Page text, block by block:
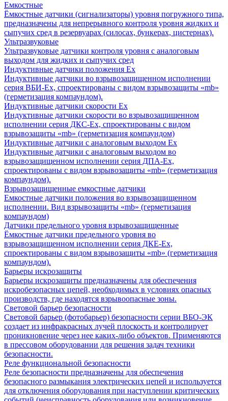
Емкостные
Ёмкостные датчики (сигнализаторы) уровня погружного типа,
предназначены для непрерывного контроля уровня жидких и
сыпучих сред в резервуарах (силосах, бункерах, цистернах).
Ультразвуковые
Ультразвуковые датчики контроля уровня с аналоговым
выходом для жидких и сыпучих сред
Индуктивные датчики положения Ех
Индуктивные датчики во взрывозащищенном исполнении
серия ВБИ-Ех, спроектированы с видом взрывозащиты «mb»
(герметизация компаундом).
Индуктивные датчики скорости Ех
Индуктивные датчики скорости во взрывозащищенном
исполнении серия ДКС-Ех, спроектированы с видом
взрывозащиты «mb» (герметизация компаундом)
Индуктивные датчики с аналоговым выходом Ех
Индуктивные датчики с аналоговым выходом во
взрывозащищенном исполнении серия ДПА-Ех,
спроектированы с видом взрывозащиты «mb» (герметизация
компаундом).
Взрывозащищенные емкостные датчики
Емкостные датчики положения во взрывозащищенном
исполнении. Вид взрывозащиты «mb» (герметизация
компаундом)
Датчики предельного уровня взрывозащищенные
Ёмкостные датчики предельного уровня во
взрывозащищенном исполнении серия ДКЕ-Ех,
спроектированы с видом взрывозащиты «mb» (герметизация
компаундом).
Барьеры искрозащиты
Барьеры искрозащиты предназначены для обеспечения
искробезопасных цепей, необходимых в условиях опасных
производств, где находятся взрывоопасные зоны.
Световой барьер безопасности
Световой барьер (фотобарьер) безопасности серии ВБО-ЭК
создает из инфракрасных лучей плоскость и контролирует
проникновение через нее каких-либо объектов. Применяются
в прессовом оборудовании для решения задач техники
безопасности.
Реле функциональной безопасности
Реле безопасности предназначены для обеспечения
безопасного размыкания электрических цепей и используется
для отключения оборудования при наступлении критических